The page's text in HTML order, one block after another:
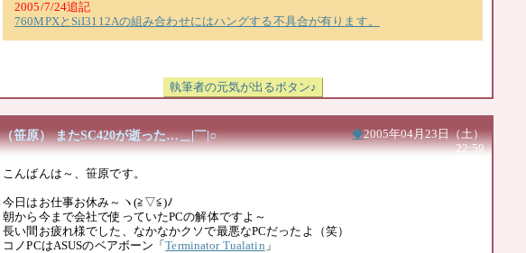
2005/7/24追記
760MPXとSiI3112Aの組み合わせにはハングする不具合が有ります。
（笹原） またSC420が逝った…＿|￣|○ ◆2005年04月23日（土）
22:59
こんばんは～、笹原です。
今日はお仕事お休み～ヽ(≧▽≦)ﾉ
朝から今まで会社で使っていたPCの解体ですよ～
長い間お疲れ様でした、なかなかクソで最悪なPCだったよ（笑）
コノPCはASUSのベアボーン「Terminator Tualatin 」